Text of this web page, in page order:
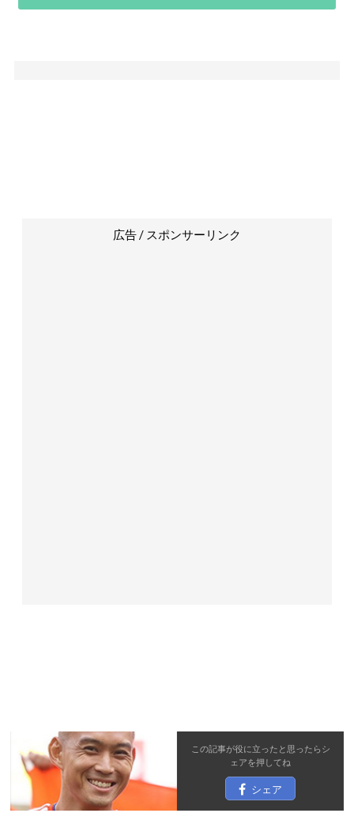
広告 / スポンサーリンク
この記事が役に立ったと思ったらシ
ェアを押してね
シェア